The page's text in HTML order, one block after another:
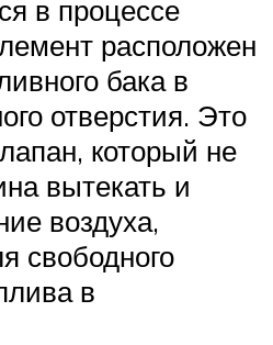
в процессе
расположен
бака в
отверстия. Это
который не
вытекать и
воздуха,
свободного
в